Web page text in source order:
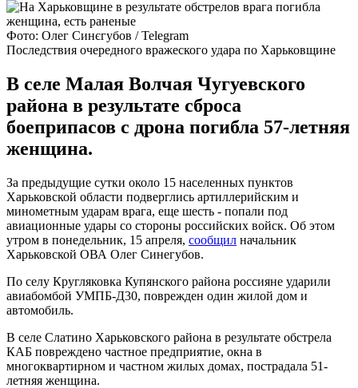
Фото: Олег Синєгубов / Telegram
Последствия очередного вражеского удара по Харьковщине
В селе Малая Волчая Чугуевского
района в результате сброса
боеприпасов с дрона погибла 57-летняя
женщина.
За предыдущие сутки около 15 населенных пунктов
Харьковской области подверглись артиллерийским и
минометным ударам врага, еще шесть - попали под
авиационные удары со стороны российских войск. Об этом
утром в понедельник, 15 апреля, сообщил начальник
Харьковской ОВА Олег Синегубов.
По селу Кругляковка Купянского района россияне ударили
авиабомбой УМПБ-Д30, поврежден один жилой дом и
автомобиль.
В селе Слатино Харьковского района в результате обстрела
КАБ повреждено частное предприятие, окна в
многоквартирном и частном жилых домах, пострадала 51-
летняя женщина.